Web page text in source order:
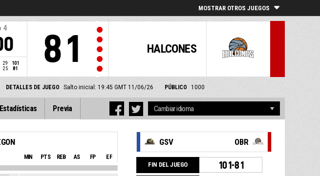
MOSTRAR OTROS JUEGOS
4
29
101
25 81
HALCONES
81
DETALLES DE JUEGO Salto inicial: 19:45 GMT 11/06/26 PÚBLICO 1000
Estadísticas Previa
MIN PTS REB AS FP EF
GSV OBR
FIN DEL JUEGO 101-81